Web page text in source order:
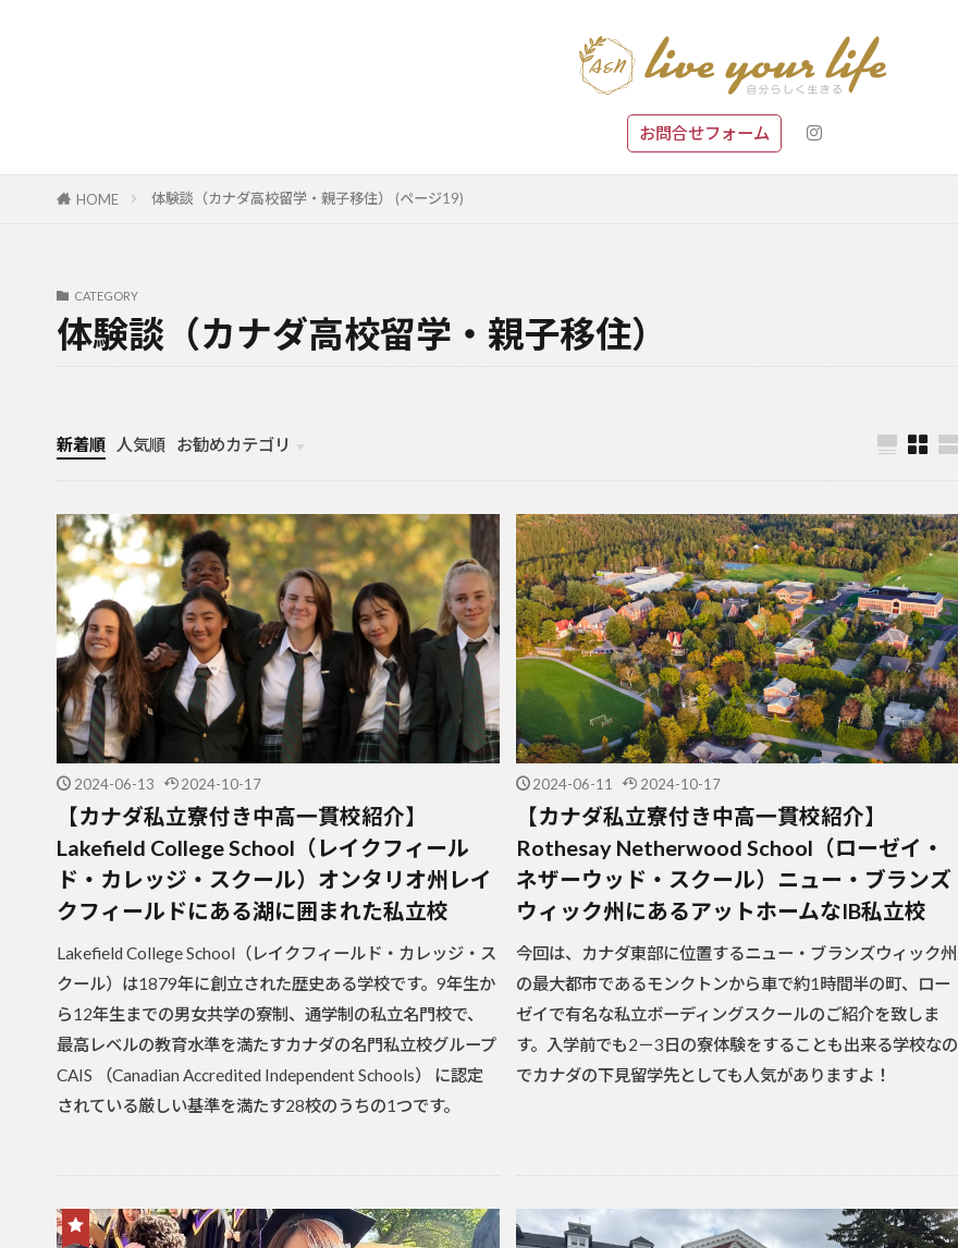
お問合せフォーム
HOME 体験談（カナダ高校留学・親子移住） (ページ19)
CATEGORY
体験談（カナダ高校留学・親子移住）
新着順 人気順
お勧めカテゴリ
カナダ中学・高校留学
カナダ親子留学・教育移住
体験談（カナダ高校留学・親子移住）
カナダ留学カウンセリング内容実例集
2024-06-13 2024-10-17
【カナダ私立寮付き中高一貫校紹介】
Lakefield College School（レイクフィール
ド・カレッジ・スクール）オンタリオ州レイ
クフィールドにある湖に囲まれた私立校
Lakefield College School（レイクフィールド・カレッジ・ス
クール）は1879年に創立された歴史ある学校です。9年生か
ら12年生までの男女共学の寮制、通学制の私立名門校で、
最高レベルの教育水準を満たすカナダの名門私立校グループ
CAIS （Canadian Accredited Independent Schools） に認定
されている厳しい基準を満たす28校のうちの1つです。
2024-06-11 2024-10-17
【カナダ私立寮付き中高一貫校紹介】
Rothesay Netherwood School（ローゼイ・
ネザーウッド・スクール）ニュー・ブランズ
ウィック州にあるアットホームなIB私立校
今回は、カナダ東部に位置するニュー・ブランズウィック州
の最大都市であるモンクトンから車で約1時間半の町、ロー
ゼイで有名な私立ボーディングスクールのご紹介を致しま
す。入学前でも2－3日の寮体験をすることも出来る学校なの
でカナダの下見留学先としても人気がありますよ！